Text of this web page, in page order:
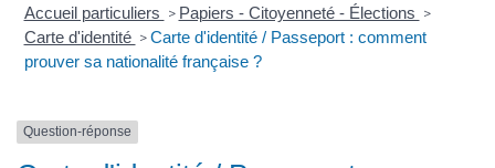
Accueil particuliers > Papiers - Citoyenneté - Élections >
Carte d'identité > Carte d'identité / Passeport : comment
prouver sa nationalité française ?
Question-réponse